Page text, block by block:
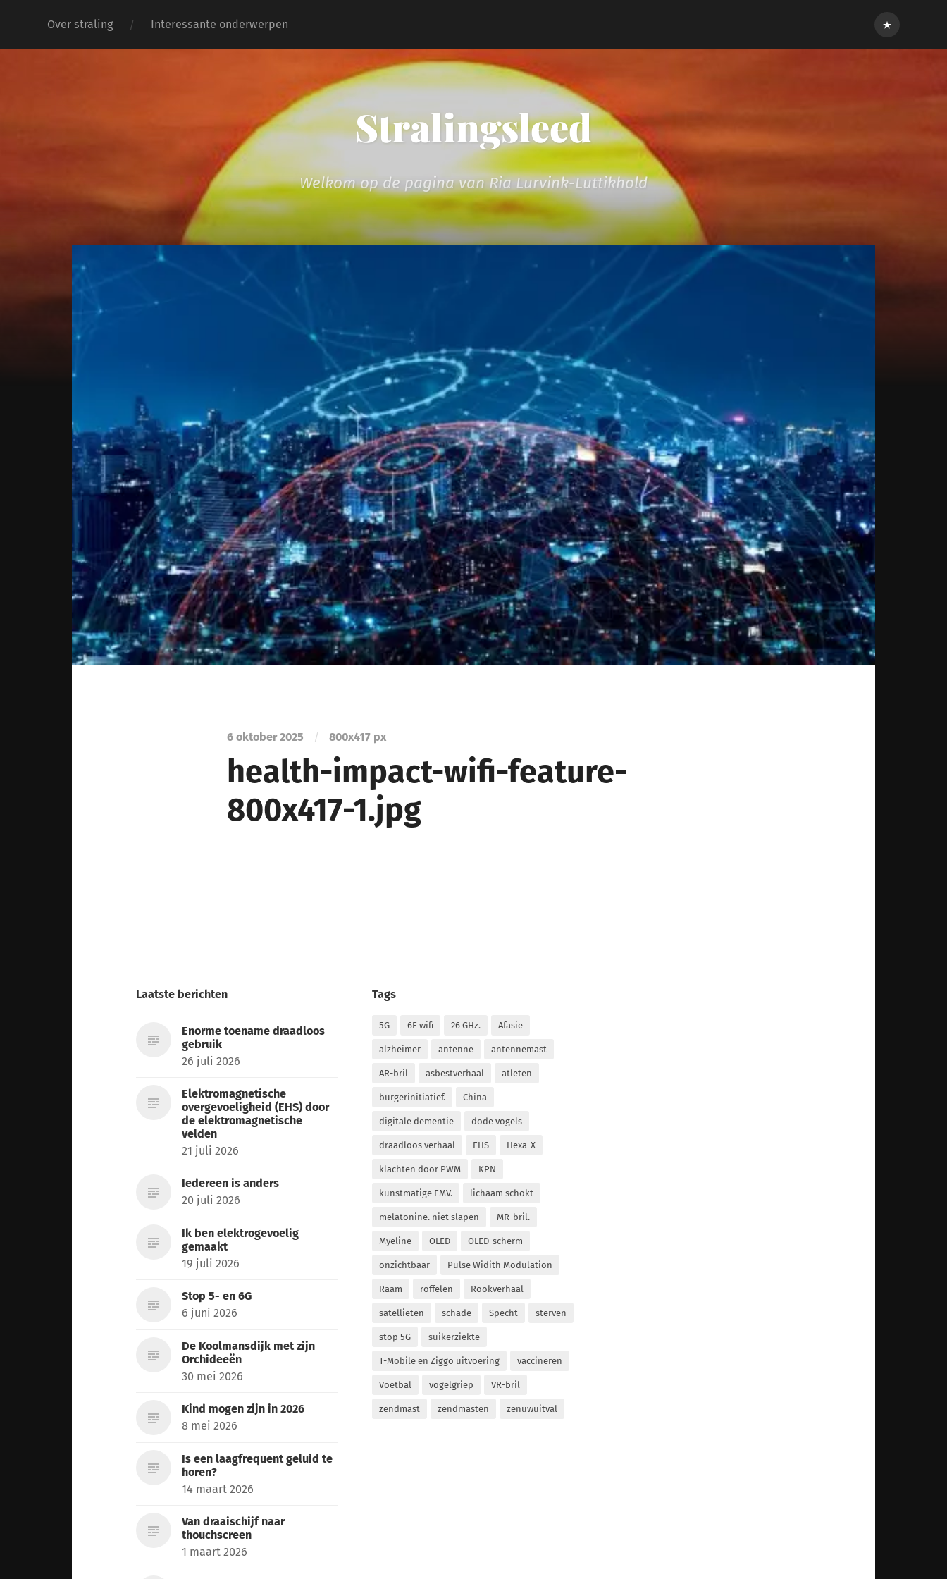
Over straling Interessante onderwerpen Inloggen
Stralingsleed
Welkom op de pagina van Ria Lurvink-Luttikhold
6 oktober 2025 / 800x417 px
health-impact-wifi-feature-
800x417-1.jpg
Laatste berichten
Enorme toename draadloos
gebruik
26 juli 2026
Elektromagnetische
overgevoeligheid (EHS) door
de elektromagnetische
velden
21 juli 2026
Iedereen is anders
20 juli 2026
Ik ben elektrogevoelig
gemaakt
19 juli 2026
Stop 5- en 6G
6 juni 2026
De Koolmansdijk met zijn
Orchideeën
30 mei 2026
Kind mogen zijn in 2026
8 mei 2026
Is een laagfrequent geluid te
horen?
14 maart 2026
Van draaischijf naar
thouchscreen
1 maart 2026
Tags
5G 6E wifi 26 GHz. Afasie
alzheimer antenne antennemast
AR-bril asbestverhaal atleten
burgerinitiatief. China
digitale dementie dode vogels
draadloos verhaal EHS Hexa-X
klachten door PWM KPN
kunstmatige EMV. lichaam schokt
melatonine. niet slapen MR-bril.
Myeline OLED OLED-scherm
onzichtbaar Pulse Widith Modulation
Raam roffelen Rookverhaal
satellieten schade Specht sterven
stop 5G suikerziekte
T-Mobile en Ziggo uitvoering vaccineren
Voetbal vogelgriep VR-bril
zendmast zendmasten zenuwuitval